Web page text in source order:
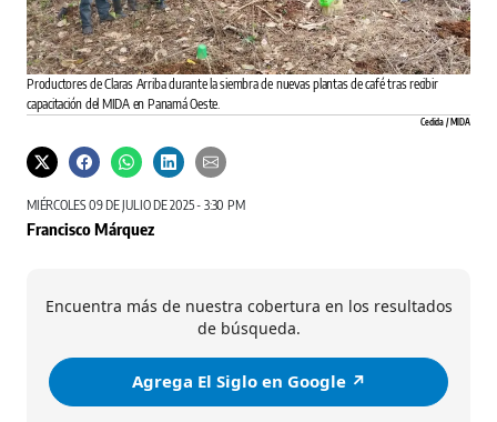
Productores de Claras Arriba durante la siembra de nuevas plantas de café tras recibir
capacitación del MIDA en Panamá Oeste.
Cedida / MIDA
MIÉRCOLES 09 DE JULIO DE 2025 - 3:30 PM
Francisco Márquez
Encuentra más de nuestra cobertura en los resultados
de búsqueda.
Agrega El Siglo en Google ↗️